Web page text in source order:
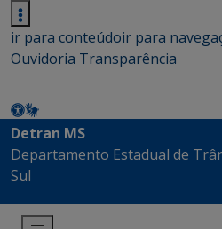
ir para conteúdoir para
Ouvidoria Transparência
Detran MS
Departamento Estadual de
Sul